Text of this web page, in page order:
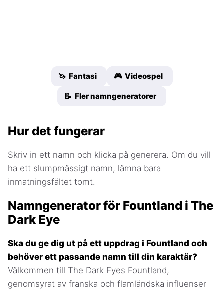
🦄 Fantasi 🎮 Videospel
📝 Fler namngeneratorer
Hur det fungerar
Skriv in ett namn och klicka på generera. Om du vill
ha ett slumpmässigt namn, lämna bara
inmatningsfältet tomt.
Namngenerator för Fountland i The
Dark Eye
Ska du ge dig ut på ett uppdrag i Fountland och
behöver ett passande namn till din karaktär?
Välkommen till The Dark Eyes Fountland,
genomsyrat av franska och flamländska influenser